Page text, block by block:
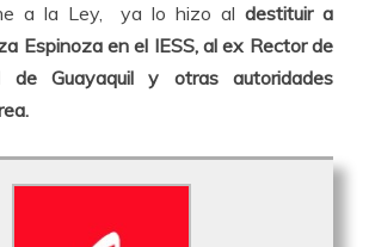
a la Ley, ya lo hizo aldestituir a
Espinoza en el IESS, al ex Rector de
de Guayaquil y otras autoridades